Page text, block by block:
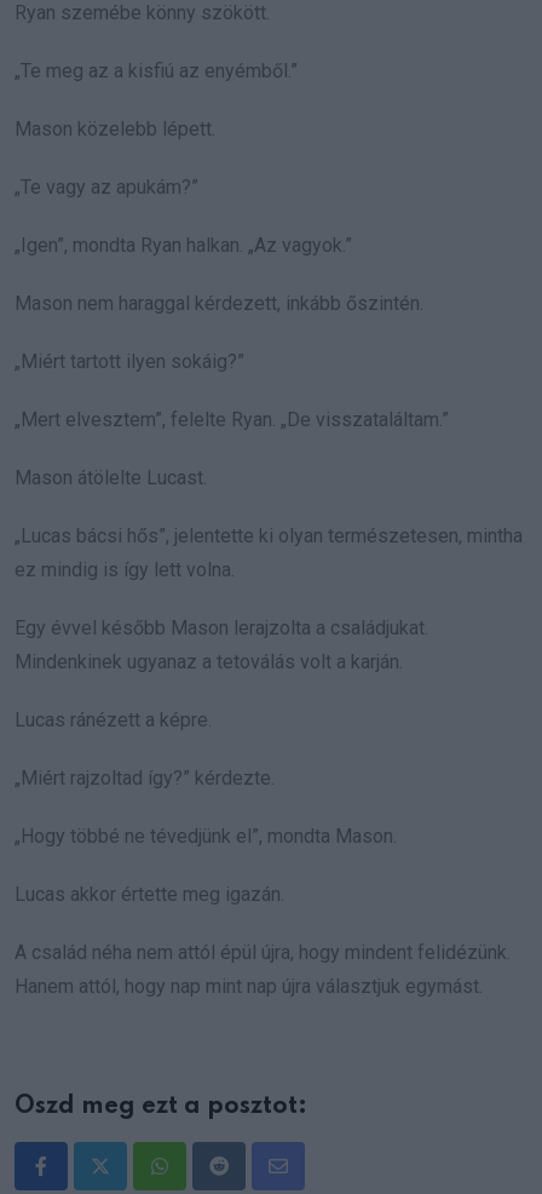
Ryan szemébe könny szökött.
„Te meg az a kisfiú az enyémből.”
Mason közelebb lépett.
„Te vagy az apukám?”
„Igen”, mondta Ryan halkan. „Az vagyok.”
Mason nem haraggal kérdezett, inkább őszintén.
„Miért tartott ilyen sokáig?”
„Mert elvesztem”, felelte Ryan. „De visszataláltam.”
Mason átölelte Lucast.
„Lucas bácsi hős”, jelentette ki olyan természetesen, mintha
ez mindig is így lett volna.
Egy évvel később Mason lerajzolta a családjukat.
Mindenkinek ugyanaz a tetoválás volt a karján.
Lucas ránézett a képre.
„Miért rajzoltad így?” kérdezte.
„Hogy többé ne tévedjünk el”, mondta Mason.
Lucas akkor értette meg igazán.
A család néha nem attól épül újra, hogy mindent felidézünk.
Hanem attól, hogy nap mint nap újra választjuk egymást.
Oszd meg ezt a posztot:
WhatsappRedditShare